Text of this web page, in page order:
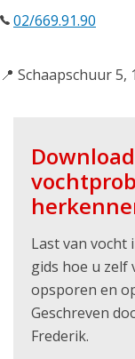
02/669.91.90
📍 Schaapschuur 5,
Last van vocht
gids hoe u
opsporen en
Geschreven
Frederik.